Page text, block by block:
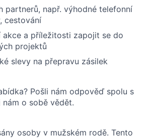
partnerů, např. výhodné telefonní
cestování
akce a příležitosti zapojit se do
projektů
slevy na přepravu zásilek
Pošli nám odpověď spolu s
o sobě vědět.
osoby v mužském rodě. Tento